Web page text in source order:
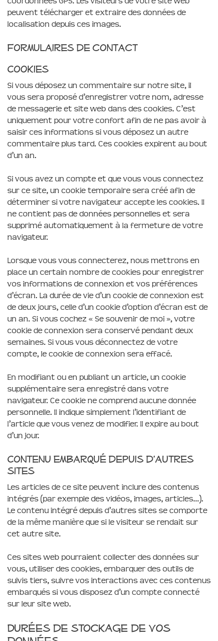
peuvent télécharger et extraire des données de
localisation depuis ces images.
Formulaires de contact
Cookies
Si vous déposez un commentaire sur notre site, il
vous sera proposé d’enregistrer votre nom, adresse
de messagerie et site web dans des cookies. C’est
uniquement pour votre confort afin de ne pas avoir à
saisir ces informations si vous déposez un autre
commentaire plus tard. Ces cookies expirent au bout
d’un an.
Si vous avez un compte et que vous vous connectez
sur ce site, un cookie temporaire sera créé afin de
déterminer si votre navigateur accepte les cookies. Il
ne contient pas de données personnelles et sera
supprimé automatiquement à la fermeture de votre
navigateur.
Lorsque vous vous connecterez, nous mettrons en
place un certain nombre de cookies pour enregistrer
vos informations de connexion et vos préférences
d’écran. La durée de vie d’un cookie de connexion est
de deux jours, celle d’un cookie d’option d’écran est de
un an. Si vous cochez « Se souvenir de moi », votre
cookie de connexion sera conservé pendant deux
semaines. Si vous vous déconnectez de votre
compte, le cookie de connexion sera effacé.
En modifiant ou en publiant un article, un cookie
supplémentaire sera enregistré dans votre
navigateur. Ce cookie ne comprend aucune donnée
personnelle. Il indique simplement l’identifiant de
l’article que vous venez de modifier. Il expire au bout
d’un jour.
Contenu embarqué depuis d’autres
sites
Les articles de ce site peuvent inclure des contenus
intégrés (par exemple des vidéos, images, articles…).
Le contenu intégré depuis d’autres sites se comporte
de la même manière que si le visiteur se rendait sur
cet autre site.
Ces sites web pourraient collecter des données sur
vous, utiliser des cookies, embarquer des outils de
suivis tiers, suivre vos interactions avec ces contenus
embarqués si vous disposez d’un compte connecté
sur leur site web.
Durées de stockage de vos